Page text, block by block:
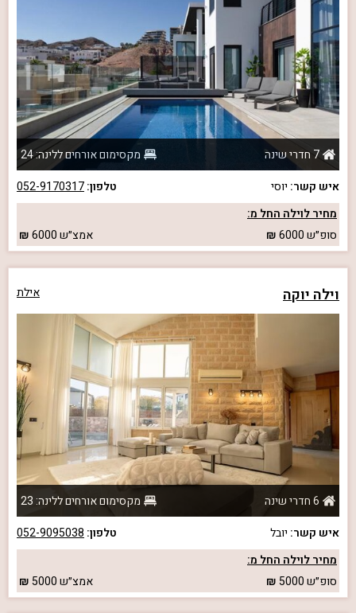
7 חדרי שינה
מקסימום אורחים ללינה: 24
איש קשר: יוסי טלפון:052-9170317
מחיר לוילה החל מ:
סופ״ש6000 אמצ״ש6000
וילה יוקה אילת
6 חדרי שינה
מקסימום אורחים ללינה: 23
איש קשר: יובל טלפון: 052-9095038
מחיר לוילה החל מ:
סופ״ש5000 אמצ״ש5000